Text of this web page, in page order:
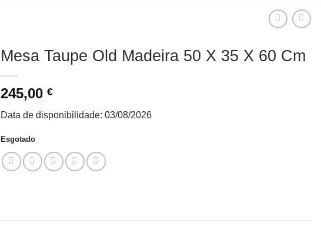
Mesa Taupe Old Madeira 50 X 35 X 60 Cm
245,00 €
Data de disponibilidade: 03/08/2026
Esgotado